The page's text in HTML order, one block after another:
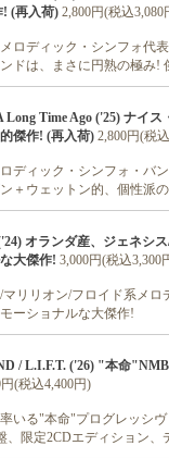
! (再入荷) 2,800円(税込3,080
ロディック・シンフォ代
ドは、まさに円熟の極み!
Long Time Ago ('25) ナイ
傑作! (再入荷) 2,800円(税
ロディック・シンフォ・
＋ウェットン的、個性派
オランダ産、ジェネシ
大傑作! 3,000円(税込3,300
リリオン/フロイド系メ
ーショナルな大傑作!
/ L.I.F.T. ('26) "本命
(税込4,400円)
いる"本命"プログレッシ
、限定2CDエディション、